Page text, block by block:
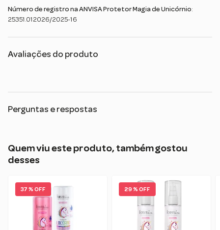
Número de registro na ANVISA Protetor Magia de Unicórnio:
25351.012026/2025-16
Avaliações do produto
Perguntas e respostas
Quem viu este produto, também gostou
desses
37 % OFF 29 % OFF